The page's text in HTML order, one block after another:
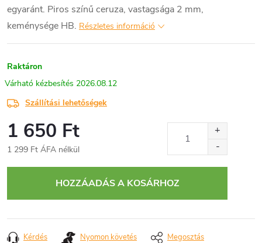
egyaránt. Piros színű ceruza, vastagsága 2 mm,
keménysége HB. Részletes információ
Raktáron
2026.08.12
Szállítási lehetőségek
1 650 Ft
1 299 Ft ÁFA nélkül
HOZZÁADÁS A KOSÁRHOZ
Kérdés Nyomon követés Megosztás